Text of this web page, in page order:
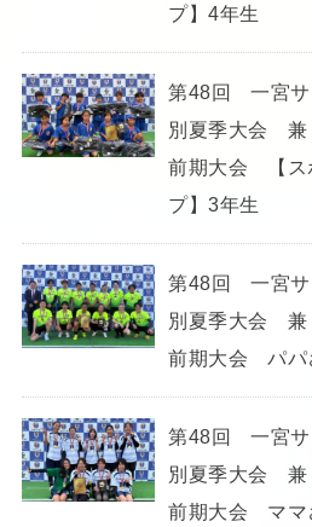
プ】4年生
第48回 一宮サ
別夏季大会
前期大会 【ス
プ】3年生
第48回 一宮サ
別夏季大会
前期大会 パパ
第48回 一宮サ
別夏季大会
前期大会 ママ